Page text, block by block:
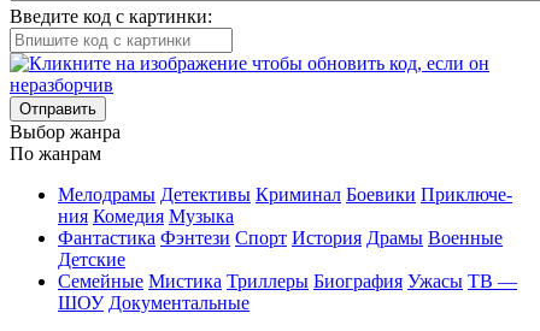
Введите код с картинки:
Отправить
Вы­бор жан­ра
По жан­рам
Ме­ло­дра­мы Де­тек­ти­вы Кри­ми­нал Бое­ви­ки При­клю­че­
ния Ко­ме­дия Му­зы­ка
Фан­та­сти­ка Фэн­те­зи Спорт Ис­то­рия Дра­мы Во­ен­ные
Дет­ские
Се­мей­ные Мис­ти­ка Трил­ле­ры Био­гра­фия Ужа­сы ТВ —
ШОУ До­ку­мен­таль­ные